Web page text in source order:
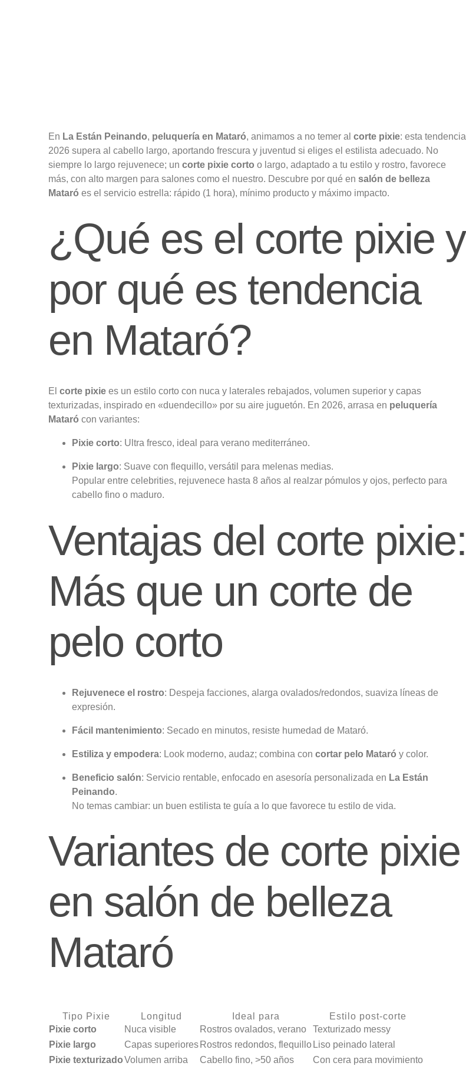
En La Están Peinando, peluquería en Mataró, animamos a no temer al corte pixie: esta tendencia
2026 supera al cabello largo, aportando frescura y juventud si eliges el estilista adecuado. No
siempre lo largo rejuvenece; un corte pixie corto o largo, adaptado a tu estilo y rostro, favorece
más, con alto margen para salones como el nuestro. Descubre por qué en salón de belleza
Mataró es el servicio estrella: rápido (1 hora), mínimo producto y máximo impacto.
¿Qué es el corte pixie y
por qué es tendencia
en Mataró?
El corte pixie es un estilo corto con nuca y laterales rebajados, volumen superior y capas
texturizadas, inspirado en «duendecillo» por su aire juguetón. En 2026, arrasa en peluquería
Mataró con variantes:
Pixie corto: Ultra fresco, ideal para verano mediterráneo.
Pixie largo: Suave con flequillo, versátil para melenas medias.
Popular entre celebrities, rejuvenece hasta 8 años al realzar pómulos y ojos, perfecto para
cabello fino o maduro.
Ventajas del corte pixie:
Más que un corte de
pelo corto
Rejuvenece el rostro: Despeja facciones, alarga ovalados/redondos, suaviza líneas de
expresión.
Fácil mantenimiento: Secado en minutos, resiste humedad de Mataró.
Estiliza y empodera: Look moderno, audaz; combina con cortar pelo Mataró y color.
Beneficio salón: Servicio rentable, enfocado en asesoría personalizada en La Están
Peinando.
No temas cambiar: un buen estilista te guía a lo que favorece tu estilo de vida.
Variantes de corte pixie
en salón de belleza
Mataró
Tipo Pixie Longitud Ideal para
Estilo post-corte
Pixie corto
Nuca visible Rostros ovalados, verano
Texturizado messy
Pixie largo
Capas superiores Rostros redondos, flequillo Liso peinado lateral
Pixie texturizadoVolumen arriba Cabello fino, >50 años Con cera para movimiento